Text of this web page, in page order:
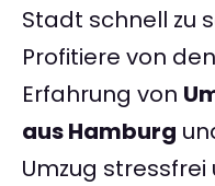
Stadt schnell zu
Profitiere von
Erfahrung von
aus Hamburg
Umzug